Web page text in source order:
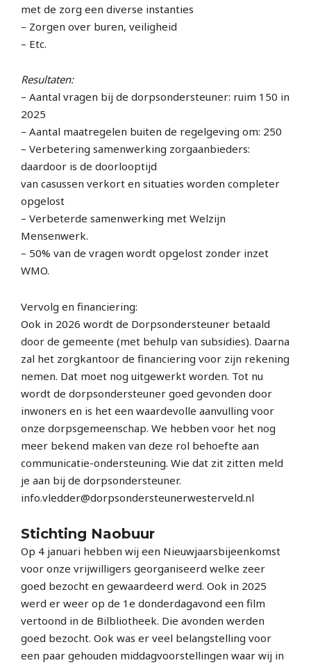
met de zorg een diverse instanties
– Zorgen over buren, veiligheid
– Etc.
Resultaten:
– Aantal vragen bij de dorpsondersteuner: ruim 150 in
2025
– Aantal maatregelen buiten de regelgeving om: 250
– Verbetering samenwerking zorgaanbieders:
daardoor is de doorlooptijd
van casussen verkort en situaties worden completer
opgelost
– Verbeterde samenwerking met Welzijn
Mensenwerk.
– 50% van de vragen wordt opgelost zonder inzet
WMO.
Vervolg en financiering:
Ook in 2026 wordt de Dorpsondersteuner betaald
door de gemeente (met behulp van subsidies). Daarna
zal het zorgkantoor de financiering voor zijn rekening
nemen. Dat moet nog uitgewerkt worden. Tot nu
wordt de dorpsondersteuner goed gevonden door
inwoners en is het een waardevolle aanvulling voor
onze dorpsgemeenschap. We hebben voor het nog
meer bekend maken van deze rol behoefte aan
communicatie-ondersteuning. Wie dat zit zitten meld
je aan bij de dorpsondersteuner.
info.vledder@dorpsondersteunerwesterveld.nl
Stichting Naobuur
Op 4 januari hebben wij een Nieuwjaarsbijeenkomst
voor onze vrijwilligers georganiseerd welke zeer
goed bezocht en gewaardeerd werd. Ook in 2025
werd er weer op de 1e donderdagavond een film
vertoond in de Bilbliotheek. Die avonden werden
goed bezocht. Ook was er veel belangstelling voor
een paar gehouden middagvoorstellingen waar wij in